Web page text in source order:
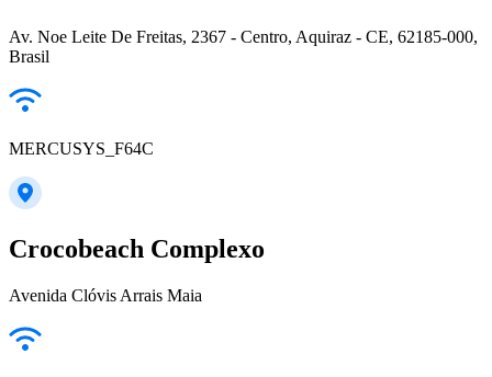
Av. Noe Leite De Freitas, 2367 - Centro, Aquiraz - CE, 62185-000,
Brasil
MERCUSYS_F64C
Crocobeach Complexo
Avenida Clóvis Arrais Maia